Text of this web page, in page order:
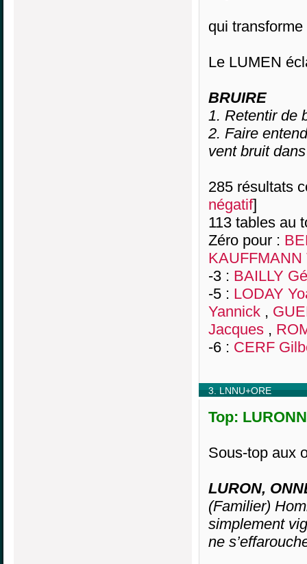
qui
Le LUMEN
BRUIRE
1. Retentir de
2. Faire
vent bruit
285 résultats
négatif]
113 tables au
Zéro pour :
KAUFFMANN
-3 : BAILLY
-5 : LODAY
Yannick ,
Jacques ,
-6 : CERF
3. LNNU+ORE
Top:
Sous-top aux
LURON,
(Familier)
simplement
ne